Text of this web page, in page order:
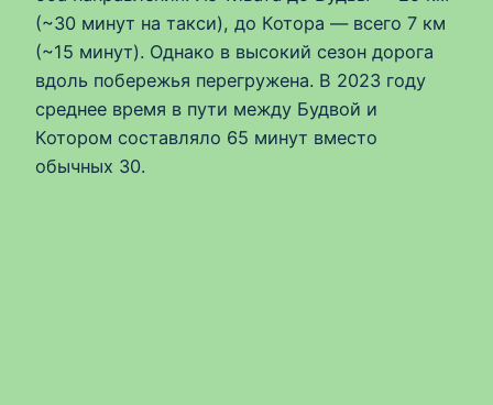
(~30 минут на такси), до Котора — всего 7 км
(~15 минут). Однако в высокий сезон дорога
вдоль побережья перегружена. В 2023 году
среднее время в пути между Будвой и
Котором составляло 65 минут вместо
обычных 30.